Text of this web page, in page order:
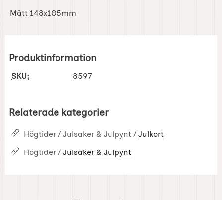
Mått 148x105mm
Produktinformation
SKU: 8597
Relaterade kategorier
Högtider / Julsaker & Julpynt / Julkort
Högtider / Julsaker & Julpynt